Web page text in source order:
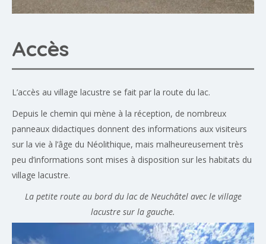
Accès
L’accès au village lacustre se fait par la route du lac.
Depuis le chemin qui mène à la réception, de nombreux
panneaux didactiques donnent des informations aux visiteurs
sur la vie à l’âge du Néolithique, mais malheureusement très
peu d’informations sont mises à disposition sur les habitats du
village lacustre.
La petite route au bord du lac de Neuchâtel avec le village
lacustre sur la gauche.